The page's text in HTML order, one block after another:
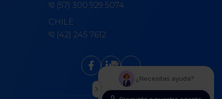
(57) 300 929 5074
CHILE
(42) 245 7612
keyboard_arrow_up